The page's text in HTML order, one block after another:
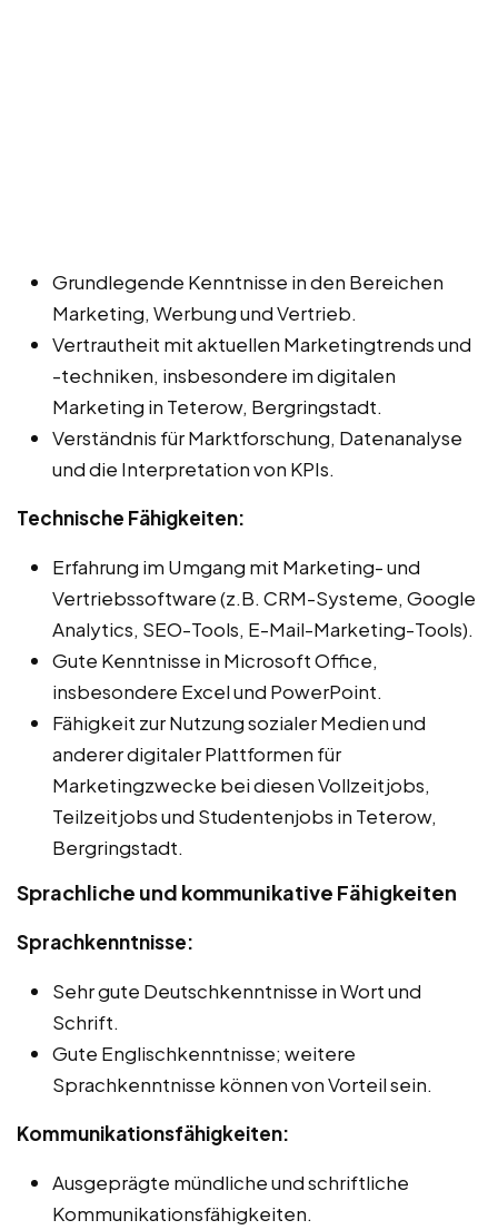
Grundlegende Kenntnisse in den Bereichen
Marketing, Werbung und Vertrieb.
Vertrautheit mit aktuellen Marketingtrends und
-techniken, insbesondere im digitalen
Marketing in Teterow, Bergringstadt.
Verständnis für Marktforschung, Datenanalyse
und die Interpretation von KPIs.
Technische Fähigkeiten:
Erfahrung im Umgang mit Marketing- und
Vertriebssoftware (z.B. CRM-Systeme, Google
Analytics, SEO-Tools, E-Mail-Marketing-Tools).
Gute Kenntnisse in Microsoft Office,
insbesondere Excel und PowerPoint.
Fähigkeit zur Nutzung sozialer Medien und
anderer digitaler Plattformen für
Marketingzwecke bei diesen Vollzeitjobs,
Teilzeitjobs und Studentenjobs in Teterow,
Bergringstadt.
Sprachliche und kommunikative Fähigkeiten
Sprachkenntnisse:
Sehr gute Deutschkenntnisse in Wort und
Schrift.
Gute Englischkenntnisse; weitere
Sprachkenntnisse können von Vorteil sein.
Kommunikationsfähigkeiten:
Ausgeprägte mündliche und schriftliche
Kommunikationsfähigkeiten.